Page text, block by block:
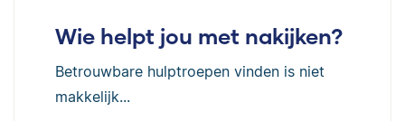
Wie helpt jou met nakijken?
Betrouwbare hulptroepen vinden is niet
makkelijk...